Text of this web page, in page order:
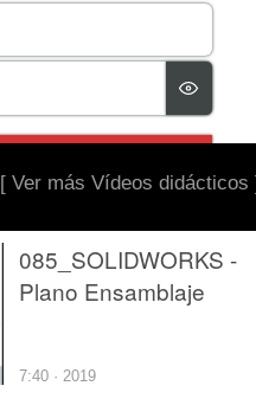
[ Ver más Vídeos didácticos
085_SOLIDWORKS -
Plano Ensamblaje
7:40 · 2019